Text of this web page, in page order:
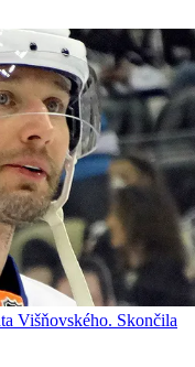
Višňovského. Skončila